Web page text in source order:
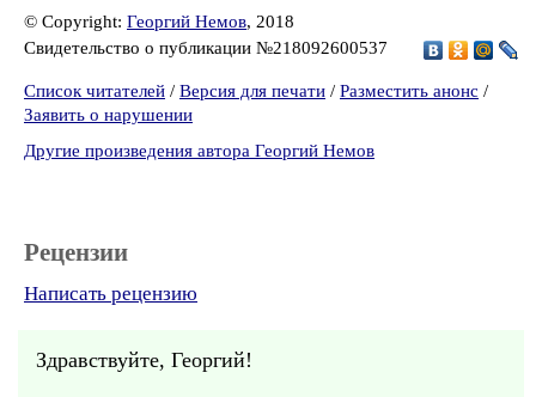
© Copyright: Георгий Немов, 2018
Свидетельство о публикации №218092600537
Список читателей / Версия для печати / Разместить анонс /
Заявить о нарушении
Другие произведения автора Георгий Немов
Рецензии
Написать рецензию
Здравствуйте, Георгий!